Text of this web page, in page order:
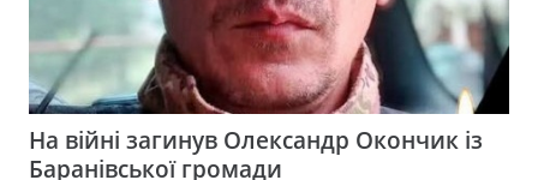
На війні загинув Олександр Окончик із
Баранівської громади